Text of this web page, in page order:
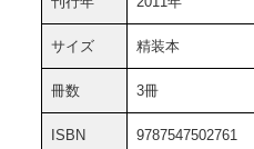
サイズ 精装本
冊数 3冊
ISBN 9787547502761